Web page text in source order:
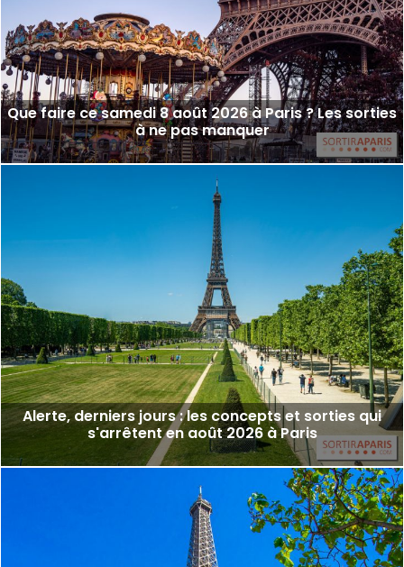
Que faire ce samedi 8 août 2026 à Paris ? Les sorties
à ne pas manquer
Alerte, derniers jours : les concepts et sorties qui
s'arrêtent en août 2026 à Paris